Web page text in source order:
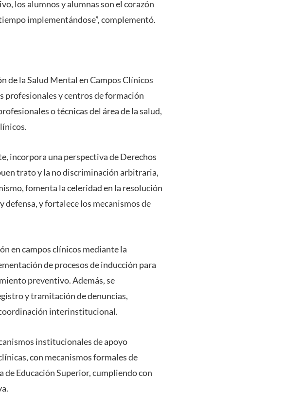
los alumnos y alumnas son el corazón
implementándose”, complementó.
de la Salud Mental en Campos Clínicos
y centros de formación
o técnicas del área de la salud,
incorpora una perspectiva de Derechos
trato y la no discriminación arbitraria,
fomenta la celeridad en la resolución
defensa, y fortalece los mecanismos de
en campos clínicos mediante la
de procesos de inducción para
preventivo. Además, se
y tramitación de denuncias,
interinstitucional.
institucionales de apoyo
con mecanismos formales de
Educación Superior, cumpliendo con